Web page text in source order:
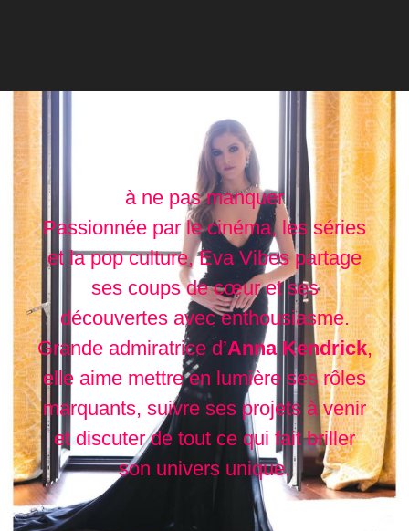
à ne pas manquer
Passionnée par le cinéma, les séries
et la pop culture, Eva Vibes partage
ses coups de cœur et ses
découvertes avec enthousiasme.
Grande admiratrice d’Anna Kendrick,
elle aime mettre en lumière ses rôles
marquants, suivre ses projets à venir
et discuter de tout ce qui fait briller
son univers unique.